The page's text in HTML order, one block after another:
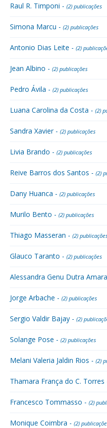
Raul R. Timponi - (2) publicações
Simona Marcu - (2) publicações
Antonio Dias Leite - (2)
Jean Albino - (2) publicações
Pedro Ávila - (2) publicações
Luana Carolina da Costa - (2)
Sandra Xavier - (2) publicações
Livia Brando - (2) publicações
Reive Barros dos Santos - (2)
Dany Huanca - (2) publicações
Murilo Bento - (2) publicações
Thiago Masseran - (2)
Glauco Taranto - (2) publicações
Alessandra Genu Dutra
Jorge Arbache - (2) publicações
Sergio Valdir Bajay - (2)
Solange Pose - (2) publicações
Melani Valeria Jaldin Rios - (2)
Thamara França do C. Torres
Francesco Tommasso - (2)
Monique Coimbra - (2)